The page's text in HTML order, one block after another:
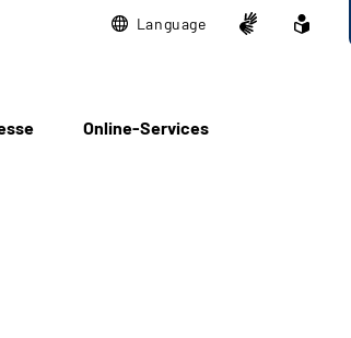
Language
Online-Services